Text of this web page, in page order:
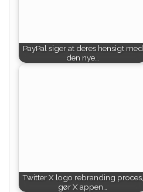
PayPal siger at deres hensigt med
den nye…
Twitter X logo rebranding proces,
gør X appen…